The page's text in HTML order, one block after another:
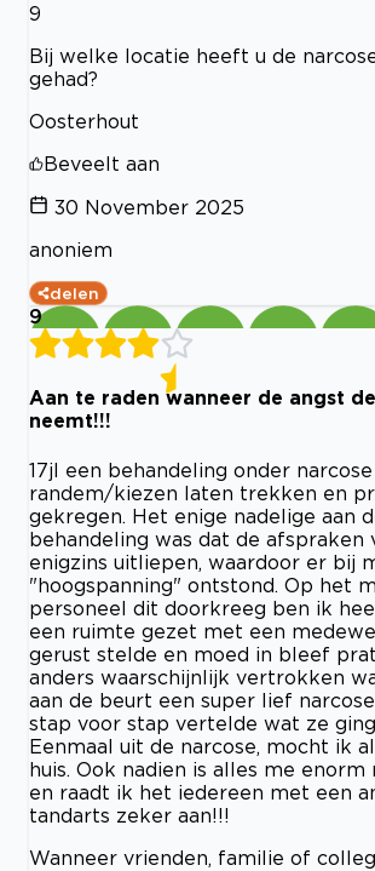
9
Bij welke locatie heeft u de
gehad?
Oosterhout
Beveelt aan
30 November 2025
anoniem
delen
9
Aan te raden wanneer de angst
neemt!!!
17jl een behandeling onder narcose
randem/kiezen laten trekken en
gekregen. Het enige nadelige aan
behandeling was dat de afspraken
enigzins uitliepen, waardoor er bij
"hoogspanning" ontstond. Op het
personeel dit doorkreeg ben ik
een ruimte gezet met een
gerust stelde en moed in bleef
anders waarschijnlijk vertrokken
aan de beurt een super lief
stap voor stap vertelde wat ze
Eenmaal uit de narcose, mocht ik
huis. Ook nadien is alles me enorm
en raadt ik het iedereen met een
tandarts zeker aan!!!
Wanneer vrienden, familie of